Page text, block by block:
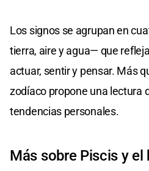
Los signos se agrupan en
tierra, aire y agua— que
actuar, sentir y pensar. Más
zodíaco propone una lectura
tendencias personales.
Más sobre Piscis y el